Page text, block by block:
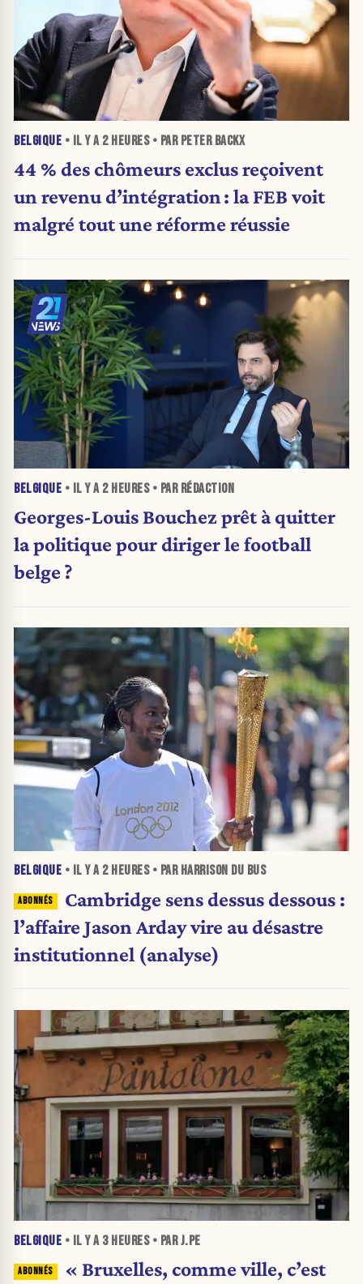
BELGIQUE • IL Y A 2 HEURES• PAR PETER BACKX
44 % des chômeurs exclus reçoivent
un revenu d’intégration : la FEB voit
malgré tout une réforme réussie
BELGIQUE • IL Y A 2 HEURES• PAR RÉDACTION
Georges-Louis Bouchez prêt à quitter
la politique pour diriger le football
belge ?
BELGIQUE • IL Y A 2 HEURES• PAR HARRISON DU BUS
Cambridge sens dessus dessous :
l’affaire Jason Arday vire au désastre
institutionnel (analyse)
BELGIQUE • IL Y A 3 HEURES• PAR J.PE
« Bruxelles, comme ville, c’est